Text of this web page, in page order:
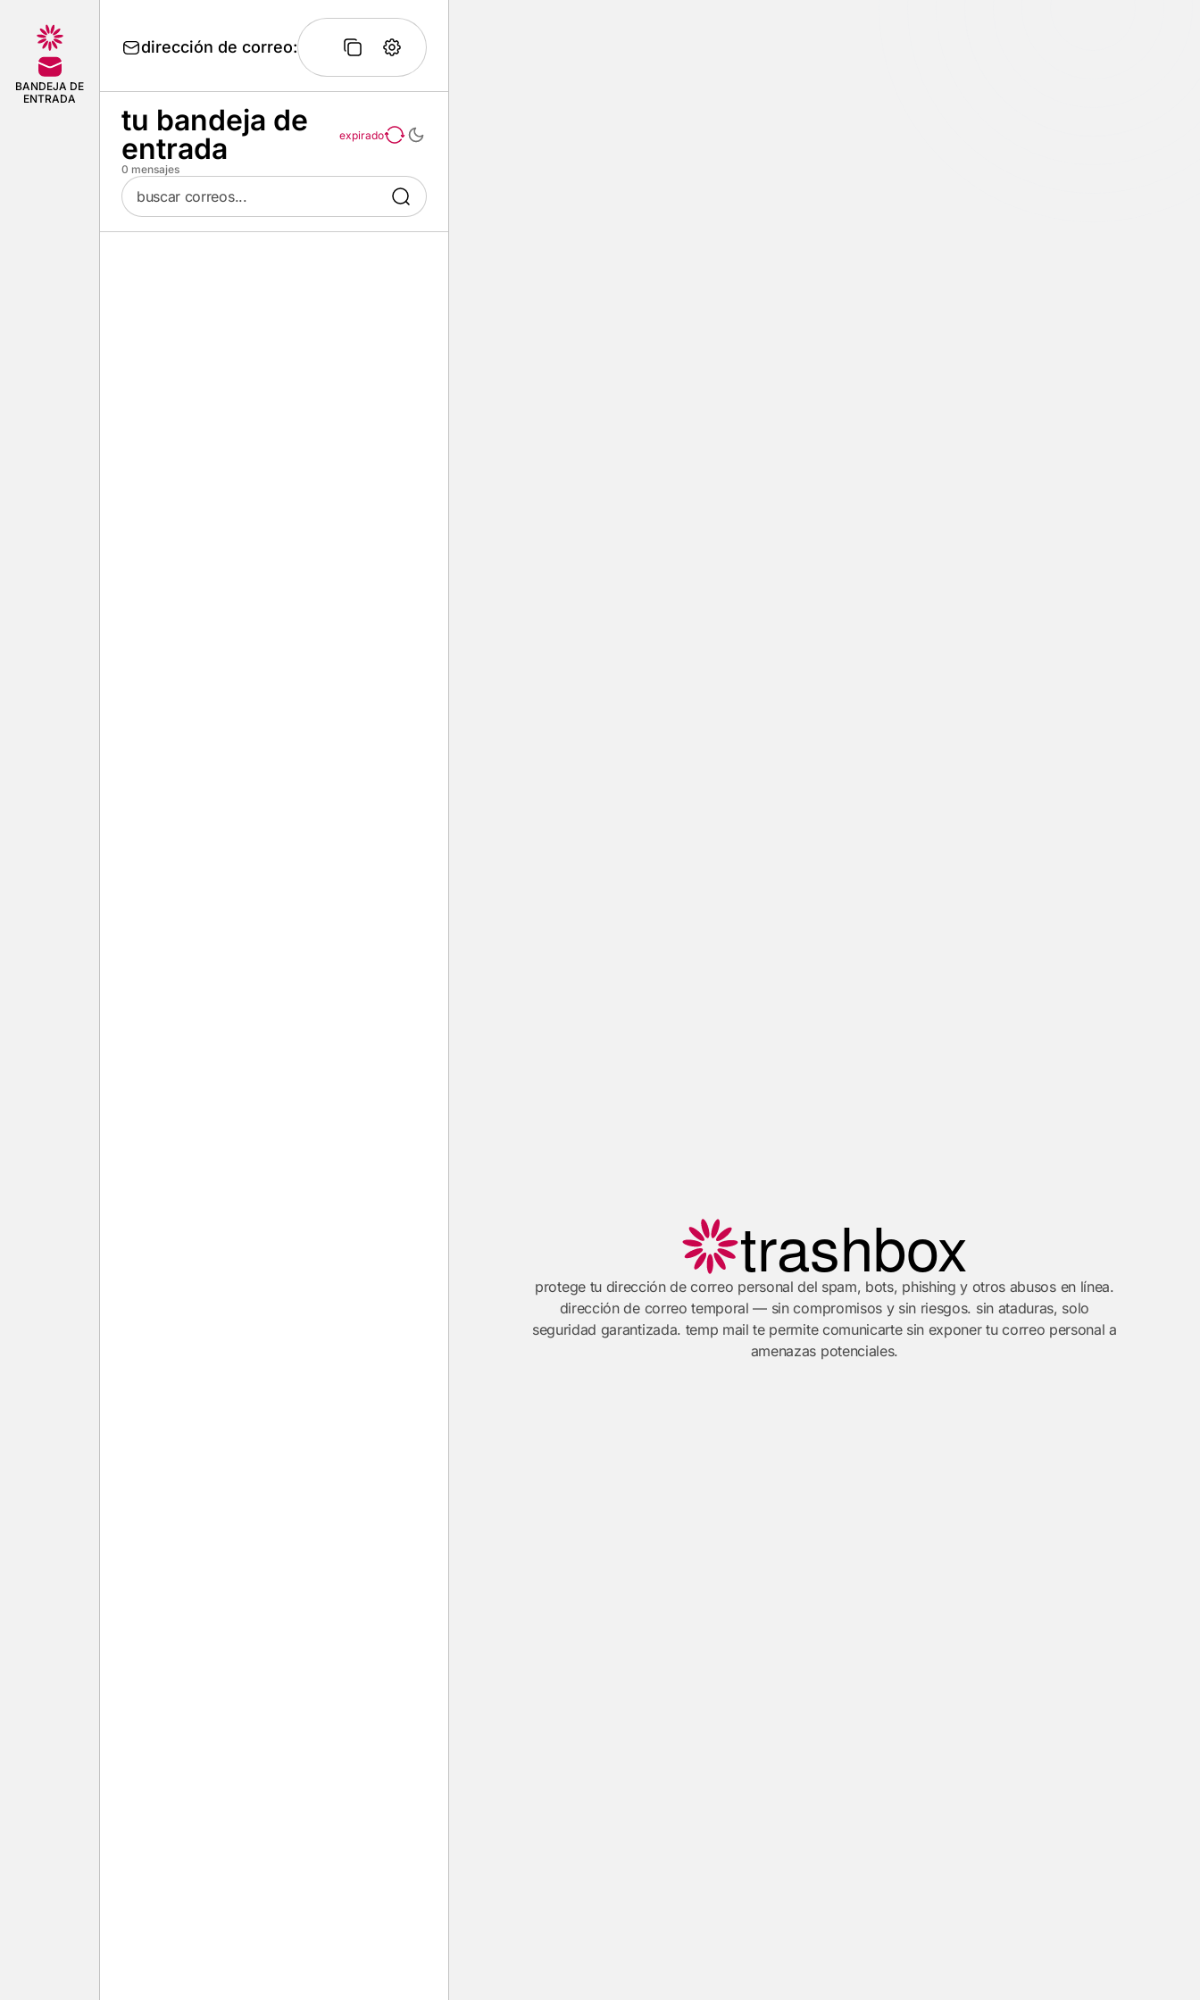
BANDEJA DE
ENTRADA
dirección de correo:
tu bandeja de
entrada
expirado
0 mensajes
trashbox
protege tu dirección de correo personal del spam, bots, phishing y otros abusos en línea.
dirección de correo temporal — sin compromisos y sin riesgos. sin ataduras, solo
seguridad garantizada. temp mail te permite comunicarte sin exponer tu correo personal a
amenazas potenciales.